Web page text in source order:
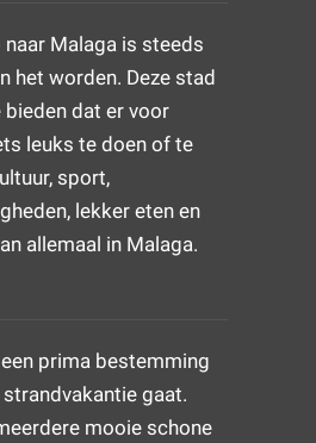
Malaga is steeds
het worden. Deze stad
bieden dat er voor
leuks te doen of te
sport,
lekker eten en
allemaal in Malaga.
prima bestemming
gaat.
mooie schone